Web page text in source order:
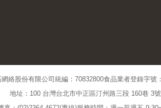
絡股份有限公司 統編：70832800食品業者登錄字號
地址：100 台灣台北市中正區汀州路三段 160巷 3